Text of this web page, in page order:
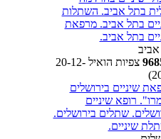
בתל אביב. השתלות
בתל אביב. מרפאת
בתל אביב.
צפיות הואיל 20-12-
שיניים בירושלים
רופא שיניים
שתלים בירושלים.
שיניים.